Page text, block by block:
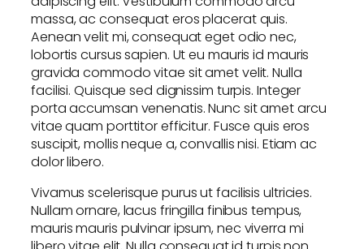
massa, ac consequat eros placerat quis.
Aenean velit mi, consequat eget odio nec,
lobortis cursus sapien. Ut eu mauris id mauris
gravida commodo vitae sit amet velit. Nulla
facilisi. Quisque sed dignissim turpis. Integer
porta accumsan venenatis. Nunc sit amet arcu
vitae quam porttitor efficitur. Fusce quis eros
suscipit, mollis neque a, convallis nisi. Etiam ac
dolor libero.
Vivamus scelerisque purus ut facilisis ultricies.
Nullam ornare, lacus fringilla finibus tempus,
mauris mauris pulvinar ipsum, nec viverra mi